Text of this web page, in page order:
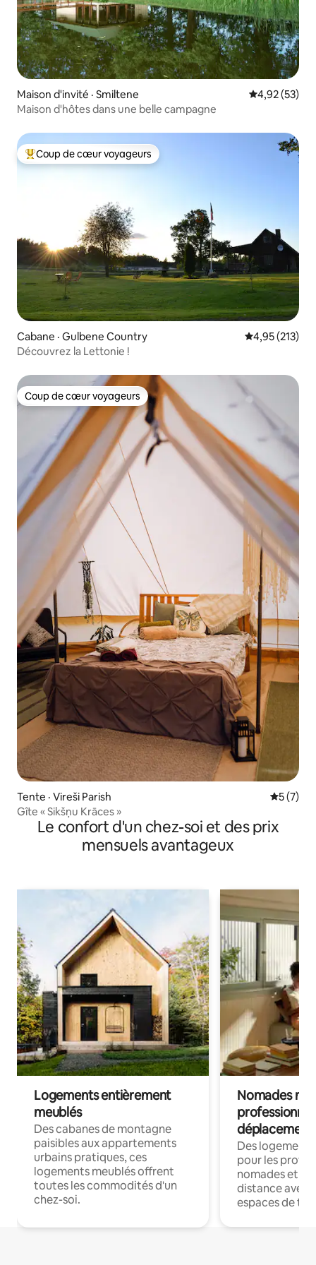
Maison d'invité · Smiltene Note
4,92 (53)
Maison d'hôtes dans une belle campagne
Coup de cœur voyageurs parmi les plus aimés
Coup de cœur voyageurs
Cabane · Gulbene Country Note
4,95 (213)
Découvrez la Lettonie !
Coup de cœur voyageurs
Coup de cœur voyageurs
Tente · Vireši Parish Note
5 (7)
Gîte « Sikšņu Krāces »
Le confort d'un chez-soi et des prix
mensuels avantageux
Logements entièrement
meublés
Des cabanes de montagne
paisibles aux appartements
urbains pratiques, ces
logements meublés offrent
toutes les commodités d'un
chez-soi.
Nomades
déplacement
Des
pour les
nomades et
distance avec
espaces de